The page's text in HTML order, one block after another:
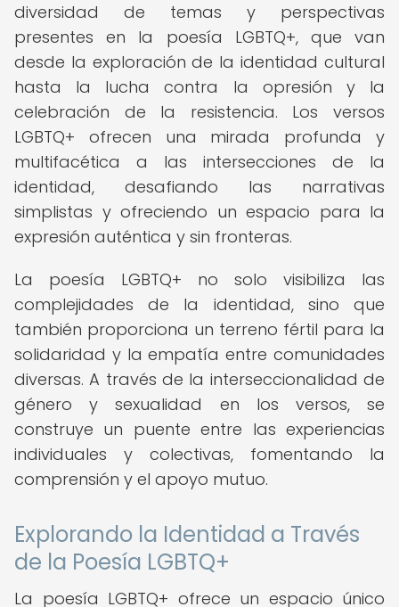
diversidad de temas y perspectivas
presentes en la poesía LGBTQ+, que van
desde la exploración de la identidad cultural
hasta la lucha contra la opresión y la
celebración de la resistencia. Los versos
LGBTQ+ ofrecen una mirada profunda y
multifacética a las intersecciones de la
identidad, desafiando las narrativas
simplistas y ofreciendo un espacio para la
expresión auténtica y sin fronteras.
La poesía LGBTQ+ no solo visibiliza las
complejidades de la identidad, sino que
también proporciona un terreno fértil para la
solidaridad y la empatía entre comunidades
diversas. A través de la interseccionalidad de
género y sexualidad en los versos, se
construye un puente entre las experiencias
individuales y colectivas, fomentando la
comprensión y el apoyo mutuo.
Explorando la Identidad a Través
de la Poesía LGBTQ+
La poesía LGBTQ+ ofrece un espacio único